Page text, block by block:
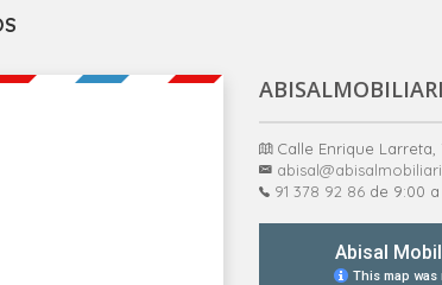
Calle Enrique Larreta,
91 378 92 86 de 9:00 a